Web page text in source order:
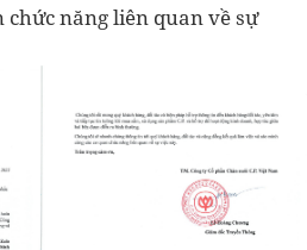
chức năng liên quan về sự